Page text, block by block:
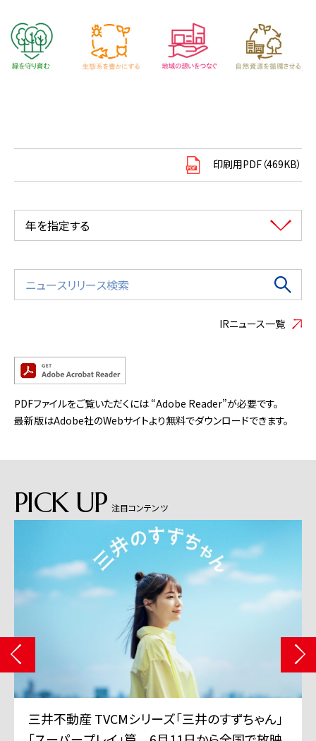
印刷用PDF（469KB）
年を指定する
IRニュース一覧
PDFファイルをご覧いただくには “Adobe Reader”が必要です。
最新版はAdobe社のWebサイトより無料でダウンロードできます。
PICK UP 注目コンテンツ
三井不動産 TVCMシリーズ「三井のすずちゃん」